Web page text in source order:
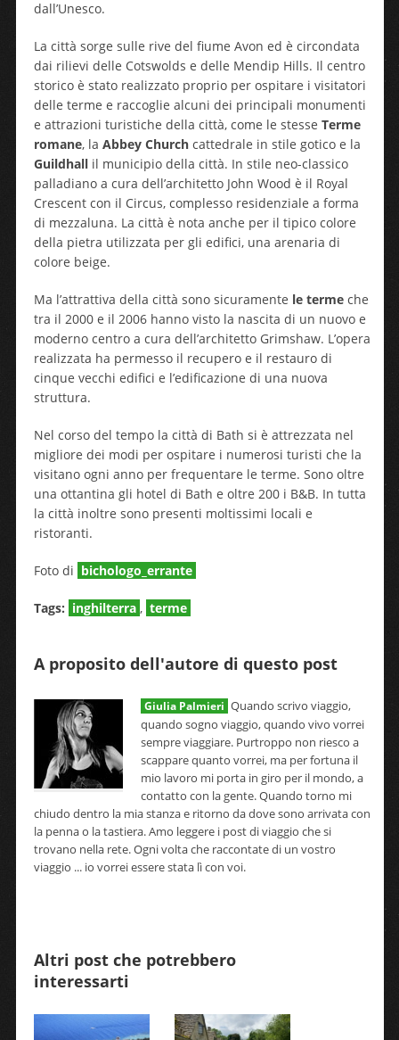
dall’Unesco.
La città sorge sulle rive del fiume Avon ed è circondata
dai rilievi delle Cotswolds e delle Mendip Hills. Il centro
storico è stato realizzato proprio per ospitare i visitatori
delle terme e raccoglie alcuni dei principali monumenti
e attrazioni turistiche della città, come le stesse Terme
romane, la Abbey Church cattedrale in stile gotico e la
Guildhallil municipio della città. In stile neo-classico
palladiano a cura dell’architetto John Wood è il Royal
Crescent con il Circus, complesso residenziale a forma
di mezzaluna. La città è nota anche per il tipico colore
della pietra utilizzata per gli edifici, una arenaria di
colore beige.
Ma l’attrattiva della città sono sicuramente le termeche
tra il 2000 e il 2006 hanno visto la nascita di un nuovo e
moderno centro a cura dell’architetto Grimshaw. L’opera
realizzata ha permesso il recupero e il restauro di
cinque vecchi edifici e l’edificazione di una nuova
struttura.
Nel corso del tempo la città di Bath si è attrezzata nel
migliore dei modi per ospitare i numerosi turisti che la
visitano ogni anno per frequentare le terme. Sono oltre
una ottantina gli hotel di Bath e oltre 200 i B&B. In tutta
la città inoltre sono presenti moltissimi locali e
ristoranti.
Foto di bichologo_errante
Tags: inghilterra , terme
A proposito dell'autore di questo post
Giulia Palmieri Quando scrivo viaggio,
quando sogno viaggio, quando vivo vorrei
sempre viaggiare. Purtroppo non riesco a
scappare quanto vorrei, ma per fortuna il
mio lavoro mi porta in giro per il mondo, a
contatto con la gente. Quando torno mi
chiudo dentro la mia stanza e ritorno da dove sono arrivata con
la penna o la tastiera. Amo leggere i post di viaggio che si
trovano nella rete. Ogni volta che raccontate di un vostro
viaggio ... io vorrei essere stata lì con voi.
Altri post che potrebbero
interessarti